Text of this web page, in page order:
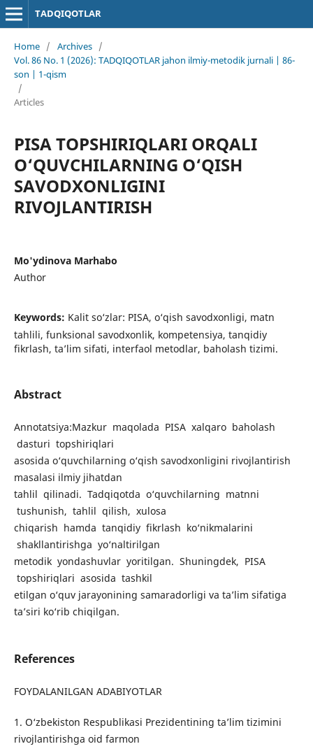
TADQIQOTLAR
Home / Archives /
Vol. 86 No. 1 (2026): TADQIQOTLAR jahon ilmiy-metodik jurnali | 86-
son | 1-qism
/
Articles
PISA TOPSHIRIQLARI ORQALI
O‘QUVCHILARNING O‘QISH
SAVODXONLIGINI
RIVOJLANTIRISH
Mo'ydinova Marhabo
Author
Keywords: Kalit so‘zlar: PISA, o‘qish savodxonligi, matn
tahlili, funksional savodxonlik, kompetensiya, tanqidiy
fikrlash, ta’lim sifati, interfaol metodlar, baholash tizimi.
Abstract
Annotatsiya:Mazkur maqolada PISA xalqaro baholash
dasturi topshiriqlari
asosida o‘quvchilarning o‘qish savodxonligini rivojlantirish
masalasi ilmiy jihatdan
tahlil qilinadi. Tadqiqotda o‘quvchilarning matnni
tushunish, tahlil qilish, xulosa
chiqarish hamda tanqidiy fikrlash ko‘nikmalarini
shakllantirishga yo‘naltirilgan
metodik yondashuvlar yoritilgan. Shuningdek, PISA
topshiriqlari asosida tashkil
etilgan o‘quv jarayonining samaradorligi va ta’lim sifatiga
ta’siri ko‘rib chiqilgan.
References
FOYDALANILGAN ADABIYOTLAR
1. O‘zbekiston Respublikasi Prezidentining ta’lim tizimini
rivojlantirishga oid farmon